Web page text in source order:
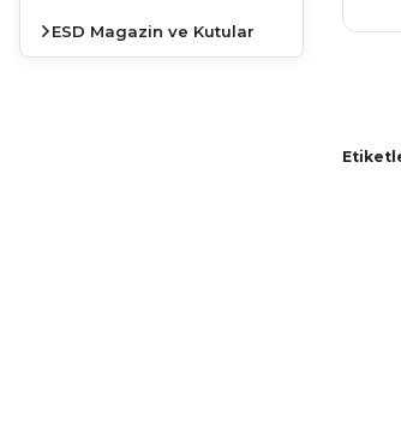
ESD Magazin ve Kutular